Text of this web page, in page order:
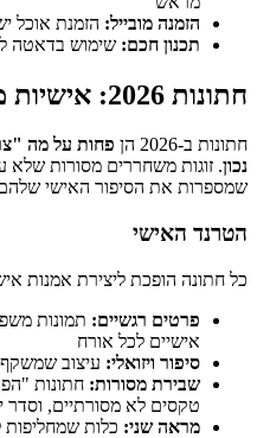
הזמנה מובייל: הזמנת אוכל
תכנון חכם: שימוש בדאטה
חתונות 2026: אישיות מעל מסורת
חתונות ב-2026 הן
פחות על מה
נכון. זוגות משחררים מסורות שלא
שמספרות את הסיפור האישי
הטרנד האישי
כל חתונה הופכת ליצירת אמנות
פרטים רגשיים: תמונות
אישיים לכל אורח
סיפור ויזואלי: עיצוב
שבירת מסורות: חתונות
טקסים לא מסורתיים, וסדר
מראה שני: כלות שמחליפות